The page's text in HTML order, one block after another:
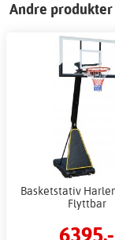
Andre
Basketstativ
Flyttbar
6395,-